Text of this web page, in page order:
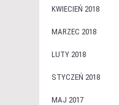
KWIECIEŃ 2018
MARZEC 2018
LUTY 2018
STYCZEŃ 2018
MAJ 2017